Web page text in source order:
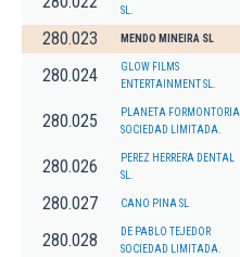
SL.
280.023 MENDO MINEIRA SL
280.024
GLOW FILMS
ENTERTAINMENT SL.
280.025
PLANETA FORMONTORIA
SOCIEDAD LIMITADA.
280.026
PEREZ HERRERA DENTAL
SL.
280.027 CANO PINA SL
280.028
DE PABLO TEJEDOR
SOCIEDAD LIMITADA.